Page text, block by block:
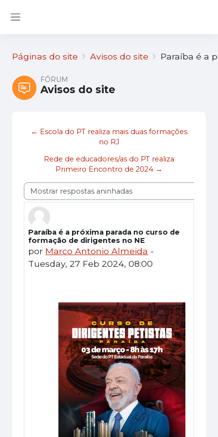
Páginas do site Avisos do site Paraíba é a
FÓRUM
Avisos do site
← Escola do PT realiza mais duas formações
no RJ
Rede de educadores/as do PT realiza
Primeiro Encontro de 2024 →
Modo de visualização
Paraíba é a próxima parada no curso de
formação de dirigentes no NE
por Marco Antonio Almeida -
Tuesday, 27 Feb 2024, 08:00
Número de respostas: 0